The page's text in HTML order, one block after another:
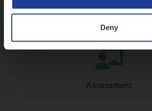
Deny
Kennismaking met HR
Assessment